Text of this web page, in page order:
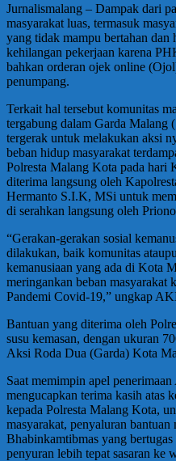
Jurnalismalang – Dampak dari
masyarakat luas, termasuk
yang tidak mampu bertahan
kehilangan pekerjaan karena
bahkan orderan ojek online
penumpang.
Terkait hal tersebut komunitas
tergabung dalam Garda Malang
tergerak untuk melakukan aksi
beban hidup masyarakat
Polresta Malang Kota pada hari
diterima langsung oleh
Hermanto S.I.K, MSi untuk
di serahkan langsung oleh
“Gerakan-gerakan sosial
dilakukan, baik komunitas
kemanusiaan yang ada di Kota
meringankan beban masyarakat
Pandemi Covid-19,” ungkap
Bantuan yang diterima oleh
susu kemasan, dengan ukuran
Aksi Roda Dua (Garda) Kota
Saat memimpin apel
mengucapkan terima kasih atas
kepada Polresta Malang Kota,
masyarakat, penyaluran bantuan
Bhabinkamtibmas yang
penyuran lebih tepat sasaran ke